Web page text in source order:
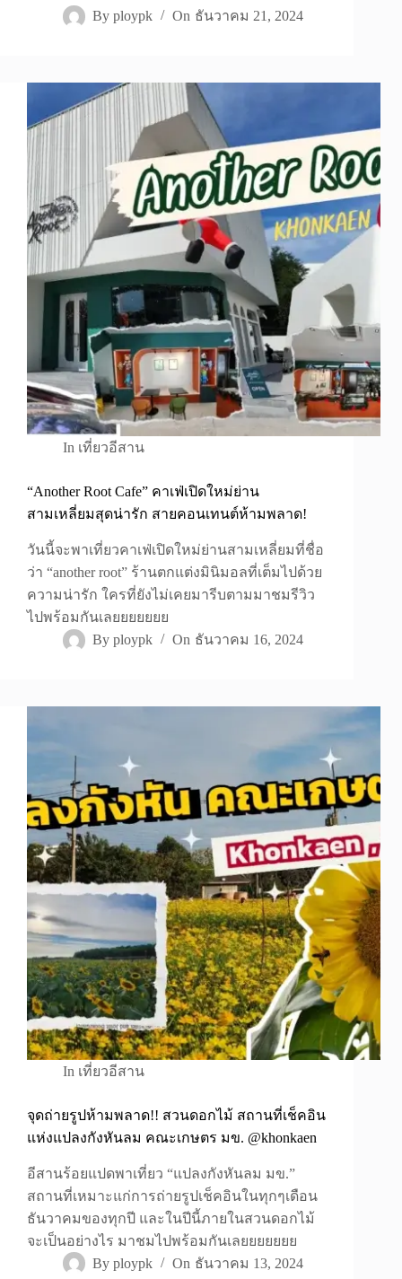
By ploypk On ธันวาคม 21, 2024
In เที่ยวอีสาน
“Another Root Cafe” คาเฟ่เปิดใหม่ย่าน
สามเหลี่ยมสุดน่ารัก สายคอนเทนต์ห้ามพลาด!
วันนี้จะพาเที่ยวคาเฟ่เปิดใหม่ย่านสามเหลี่ยมที่ชื่อ
ว่า “another root” ร้านตกแต่งมินิมอลที่เต็มไปด้วย
ความน่ารัก ใครที่ยังไม่เคยมารีบตามมาชมรีวิว
ไปพร้อมกันเลยยยยยยย
By ploypk On ธันวาคม 16, 2024
In เที่ยวอีสาน
จุดถ่ายรูปห้ามพลาด!! สวนดอกไม้ สถานที่เช็คอิน
แห่งแปลงกังหันลม คณะเกษตร มข. @khonkaen
อีสานร้อยแปดพาเที่ยว “แปลงกังหันลม มข.”
สถานที่เหมาะแก่การถ่ายรูปเช็คอินในทุกๆเดือน
ธันวาคมของทุกปี และในปีนี้ภายในสวนดอกไม้
จะเป็นอย่างไร มาชมไปพร้อมกันเลยยยยยยย
By ploypk On ธันวาคม 13, 2024